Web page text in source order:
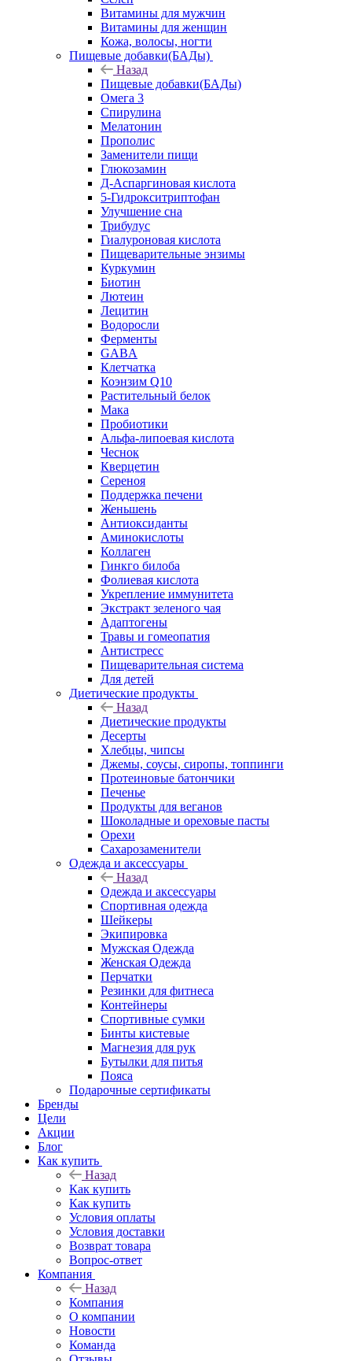
Витамины для мужчин
Витамины для женщин
Кожа, волосы, ногти
Пищевые добавки(БАДы)
Назад
Пищевые добавки(БАДы)
Омега 3
Спирулина
Мелатонин
Прополис
Заменители пищи
Глюкозамин
Д-Аспаргиновая кислота
5-Гидрокситриптофан
Улучшение сна
Трибулус
Гиалуроновая кислота
Пищеварительные энзимы
Куркумин
Биотин
Лютеин
Лецитин
Водоросли
Ферменты
GABA
Клетчатка
Коэнзим Q10
Растительный белок
Мака
Пробиотики
Альфа-липоевая кислота
Чеснок
Кверцетин
Сереноя
Поддержка печени
Женьшень
Антиоксиданты
Аминокислоты
Коллаген
Гинкго билоба
Фолиевая кислота
Укрепление иммунитета
Экстракт зеленого чая
Адаптогены
Травы и гомеопатия
Антистресс
Пищеварительная система
Для детей
Диетические продукты
Назад
Диетические продукты
Десерты
Хлебцы, чипсы
Джемы, соусы, сиропы, топпинги
Протеиновые батончики
Печенье
Продукты для веганов
Шоколадные и ореховые пасты
Орехи
Сахарозаменители
Одежда и аксессуары
Назад
Одежда и аксессуары
Спортивная одежда
Шейкеры
Экипировка
Мужская Одежда
Женская Одежда
Перчатки
Резинки для фитнеса
Контейнеры
Спортивные сумки
Бинты кистевые
Магнезия для рук
Бутылки для питья
Пояса
Подарочные сертификаты
Бренды
Цели
Акции
Блог
Как купить
Назад
Как купить
Как купить
Условия оплаты
Условия доставки
Возврат товара
Вопрос-ответ
Компания
Назад
Компания
О компании
Новости
Команда